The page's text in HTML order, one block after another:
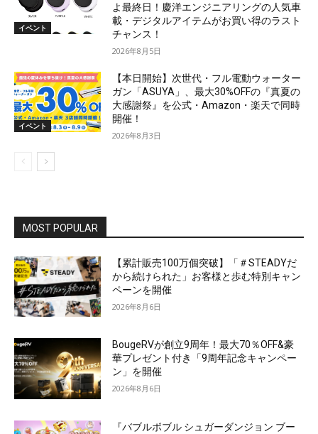
イベント
よ最終日！慶洋エンジニアリングの人気車
載・デジタルアイテムがお買い得のラスト
チャンス！
2026年8月5日
イベント
【本日開始】次世代・フル電動ウォーター
ガン「ASUYA」、最大30%OFFの『真夏の
大感謝祭』を公式・Amazon・楽天で同時
開催！
2026年8月3日
MOST POPULAR
【累計販売100万個突破】「＃STEADYだ
から続けられた」お客様と歩む特別キャン
ペーンを開催
2026年8月6日
BougeRVが創立9周年！最大70％OFF&豪
華プレゼント付き「9周年記念キャンペー
ン」を開催
2026年8月6日
『バブルボブル シュガーダンジョン ブー